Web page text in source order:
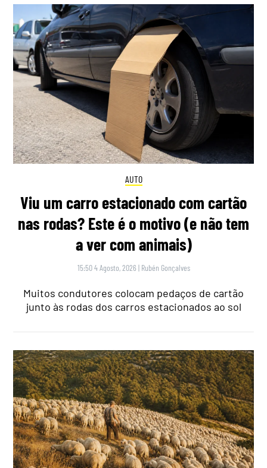
AUTO
Viu um carro estacionado com cartão
nas rodas? Este é o motivo (e não tem
a ver com animais)
15:50 4 Agosto, 2026 | Rubén Gonçalves
Muitos condutores colocam pedaços de cartão
junto às rodas dos carros estacionados ao sol